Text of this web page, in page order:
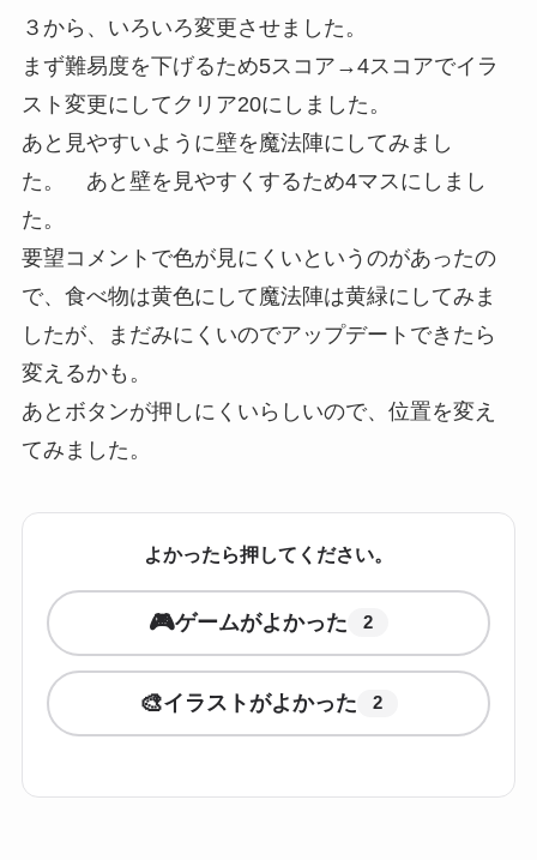
３から、いろいろ変更させました。
まず難易度を下げるため5スコア→4スコアでイラ
スト変更にしてクリア20にしました。
あと見やすいように壁を魔法陣にしてみまし
た。 あと壁を見やすくするため4マスにしまし
た。
要望コメントで色が見にくいというのがあったの
で、食べ物は黄色にして魔法陣は黄緑にしてみま
したが、まだみにくいのでアップデートできたら
変えるかも。
あとボタンが押しにくいらしいので、位置を変え
てみました。
よかったら押してください。
🎮ゲームがよかった 2
🎨イラストがよかった 2